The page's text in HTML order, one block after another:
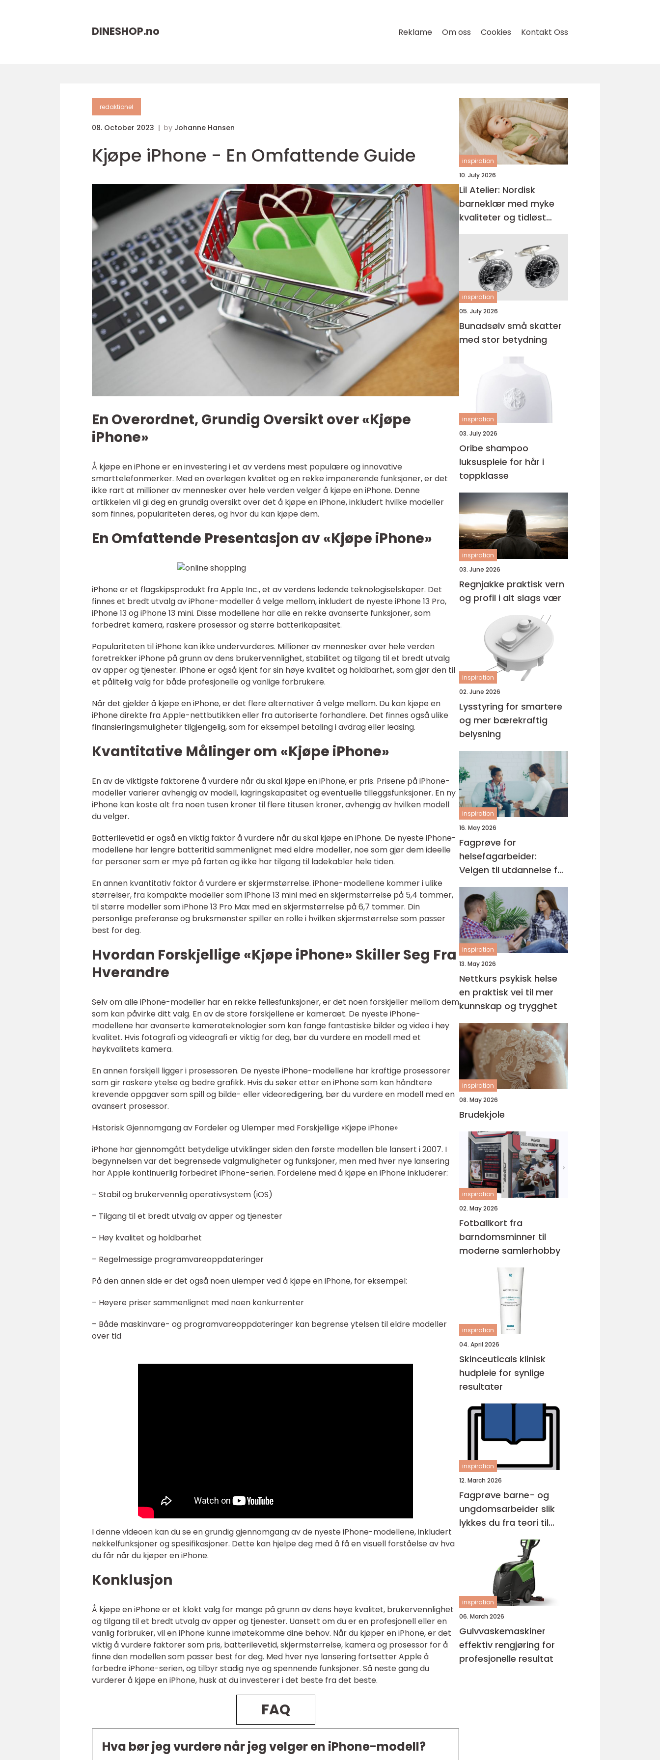
DINESHOP.no Reklame Om oss Cookies Kontakt Oss
redaktionel
08. October 2023 by Johanne Hansen
Kjøpe iPhone - En Omfattende Guide
En Overordnet, Grundig Oversikt over «Kjøpe
iPhone»
Å kjøpe en iPhone er en investering i et av verdens mest populære og innovative
smarttelefonmerker. Med en overlegen kvalitet og en rekke imponerende funksjoner, er det
ikke rart at millioner av mennesker over hele verden velger å kjøpe en iPhone. Denne
artikkelen vil gi deg en grundig oversikt over det å kjøpe en iPhone, inkludert hvilke modeller
som finnes, populariteten deres, og hvor du kan kjøpe dem.
En Omfattende Presentasjon av «Kjøpe iPhone»
iPhone er et flagskipsprodukt fra Apple Inc., et av verdens ledende teknologiselskaper. Det
finnes et bredt utvalg av iPhone-modeller å velge mellom, inkludert de nyeste iPhone 13 Pro,
iPhone 13 og iPhone 13 mini. Disse modellene har alle en rekke avanserte funksjoner, som
forbedret kamera, raskere prosessor og større batterikapasitet.
Populariteten til iPhone kan ikke undervurderes. Millioner av mennesker over hele verden
foretrekker iPhone på grunn av dens brukervennlighet, stabilitet og tilgang til et bredt utvalg
av apper og tjenester. iPhone er også kjent for sin høye kvalitet og holdbarhet, som gjør den til
et pålitelig valg for både profesjonelle og vanlige forbrukere.
Når det gjelder å kjøpe en iPhone, er det flere alternativer å velge mellom. Du kan kjøpe en
iPhone direkte fra Apple-nettbutikken eller fra autoriserte forhandlere. Det finnes også ulike
finansieringsmuligheter tilgjengelig, som for eksempel betaling i avdrag eller leasing.
Kvantitative Målinger om «Kjøpe iPhone»
En av de viktigste faktorene å vurdere når du skal kjøpe en iPhone, er pris. Prisene på iPhone-
modeller varierer avhengig av modell, lagringskapasitet og eventuelle tilleggsfunksjoner. En ny
iPhone kan koste alt fra noen tusen kroner til flere titusen kroner, avhengig av hvilken modell
du velger.
Batterilevetid er også en viktig faktor å vurdere når du skal kjøpe en iPhone. De nyeste iPhone-
modellene har lengre batteritid sammenlignet med eldre modeller, noe som gjør dem ideelle
for personer som er mye på farten og ikke har tilgang til ladekabler hele tiden.
En annen kvantitativ faktor å vurdere er skjermstørrelse. iPhone-modellene kommer i ulike
størrelser, fra kompakte modeller som iPhone 13 mini med en skjermstørrelse på 5,4 tommer,
til større modeller som iPhone 13 Pro Max med en skjermstørrelse på 6,7 tommer. Din
personlige preferanse og bruksmønster spiller en rolle i hvilken skjermstørrelse som passer
best for deg.
Hvordan Forskjellige «Kjøpe iPhone» Skiller Seg Fra
Hverandre
Selv om alle iPhone-modeller har en rekke fellesfunksjoner, er det noen forskjeller mellom dem
som kan påvirke ditt valg. En av de store forskjellene er kameraet. De nyeste iPhone-
modellene har avanserte kamerateknologier som kan fange fantastiske bilder og video i høy
kvalitet. Hvis fotografi og videografi er viktig for deg, bør du vurdere en modell med et
høykvalitets kamera.
En annen forskjell ligger i prosessoren. De nyeste iPhone-modellene har kraftige prosessorer
som gir raskere ytelse og bedre grafikk. Hvis du søker etter en iPhone som kan håndtere
krevende oppgaver som spill og bilde- eller videoredigering, bør du vurdere en modell med en
avansert prosessor.
Historisk Gjennomgang av Fordeler og Ulemper med Forskjellige «Kjøpe iPhone»
iPhone har gjennomgått betydelige utviklinger siden den første modellen ble lansert i 2007. I
begynnelsen var det begrensede valgmuligheter og funksjoner, men med hver nye lansering
har Apple kontinuerlig forbedret iPhone-serien. Fordelene med å kjøpe en iPhone inkluderer:
– Stabil og brukervennlig operativsystem (iOS)
– Tilgang til et bredt utvalg av apper og tjenester
– Høy kvalitet og holdbarhet
– Regelmessige programvareoppdateringer
På den annen side er det også noen ulemper ved å kjøpe en iPhone, for eksempel:
– Høyere priser sammenlignet med noen konkurrenter
– Både maskinvare- og programvareoppdateringer kan begrense ytelsen til eldre modeller
over tid
I denne videoen kan du se en grundig gjennomgang av de nyeste iPhone-modellene, inkludert
nøkkelfunksjoner og spesifikasjoner. Dette kan hjelpe deg med å få en visuell forståelse av hva
du får når du kjøper en iPhone.
Konklusjon
Å kjøpe en iPhone er et klokt valg for mange på grunn av dens høye kvalitet, brukervennlighet
og tilgang til et bredt utvalg av apper og tjenester. Uansett om du er en profesjonell eller en
vanlig forbruker, vil en iPhone kunne imøtekomme dine behov. Når du kjøper en iPhone, er det
viktig å vurdere faktorer som pris, batterilevetid, skjermstørrelse, kamera og prosessor for å
finne den modellen som passer best for deg. Med hver nye lansering fortsetter Apple å
forbedre iPhone-serien, og tilbyr stadig nye og spennende funksjoner. Så neste gang du
vurderer å kjøpe en iPhone, husk at du investerer i det beste fra det beste.
FAQ
Hva bør jeg vurdere når jeg velger en iPhone-modell?
inspiration
10. July 2026
Lil Atelier: Nordisk
barneklær med myke
kvaliteter og tidløst
uttrykk
inspiration
05. July 2026
Bunadsølv små skatter
med stor betydning
inspiration
03. July 2026
Oribe shampoo
luksuspleie for hår i
toppklasse
inspiration
03. June 2026
Regnjakke praktisk vern
og profil i alt slags vær
inspiration
02. June 2026
Lysstyring for smartere
og mer bærekraftig
belysning
inspiration
16. May 2026
Fagprøve for
helsefagarbeider:
Veigen til utdannelse for
helsefagarbeider
inspiration
13. May 2026
Nettkurs psykisk helse
en praktisk vei til mer
kunnskap og trygghet
inspiration
08. May 2026
Brudekjole
inspiration
02. May 2026
Fotballkort fra
barndomsminner til
moderne samlerhobby
inspiration
04. April 2026
Skinceuticals klinisk
hudpleie for synlige
resultater
inspiration
12. March 2026
Fagprøve barne- og
ungdomsarbeider slik
lykkes du fra teori til
inspiration
06. March 2026
Gulvvaskemaskiner
effektiv rengjøring for
profesjonelle resultat